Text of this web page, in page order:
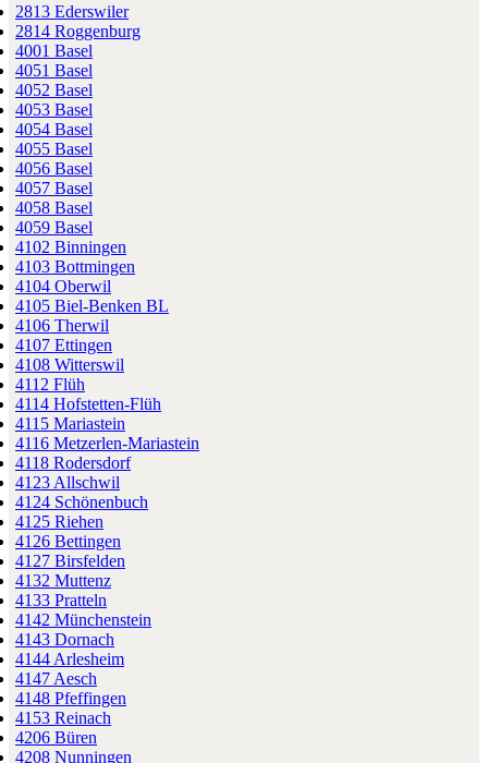
2813 Ederswiler
2814 Roggenburg
4001 Basel
4051 Basel
4052 Basel
4053 Basel
4054 Basel
4055 Basel
4056 Basel
4057 Basel
4058 Basel
4059 Basel
4102 Binningen
4103 Bottmingen
4104 Oberwil
4105 Biel-Benken BL
4106 Therwil
4107 Ettingen
4108 Witterswil
4112 Flüh
4114 Hofstetten-Flüh
4115 Mariastein
4116 Metzerlen-Mariastein
4118 Rodersdorf
4123 Allschwil
4124 Schönenbuch
4125 Riehen
4126 Bettingen
4127 Birsfelden
4132 Muttenz
4133 Pratteln
4142 Münchenstein
4143 Dornach
4144 Arlesheim
4147 Aesch
4148 Pfeffingen
4153 Reinach
4206 Büren
4208 Nunningen